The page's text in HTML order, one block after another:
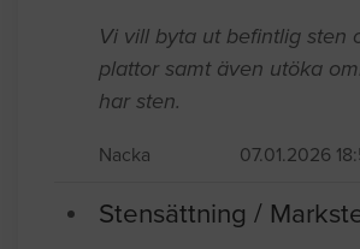
Vi vill byta ut befintlig sten
plattor samt även utöka
har sten.
Nacka 07.01.2026
Stensättning /